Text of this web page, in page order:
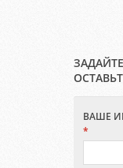
ВАШЕ
*